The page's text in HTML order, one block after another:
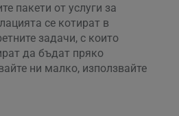
пакети от услуги за
се котират в
задачи, с които
да бъдат пряко
ни малко, използвайте